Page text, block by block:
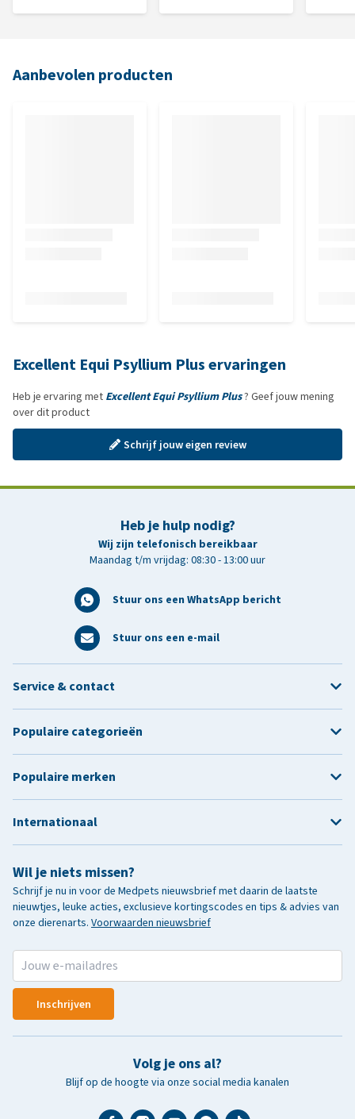
Aanbevolen producten
Excellent Equi Psyllium Plus ervaringen
Heb je ervaring met Excellent Equi Psyllium Plus? Geef jouw mening
over dit product
Schrijf jouw eigen review
Heb je hulp nodig?
Wij zijn telefonisch bereikbaar
Maandag t/m vrijdag: 08:30 - 13:00 uur
Stuur ons een WhatsApp bericht
Stuur ons een e-mail
Wil je niets missen?
Schrijf je nu in voor de Medpets nieuwsbrief met daarin de laatste
nieuwtjes, leuke acties, exclusieve kortingscodes en tips & advies van
onze dierenarts. Voorwaarden nieuwsbrief
Inschrijven
Volg je ons al?
Blijf op de hoogte via onze social media kanalen
Service & contact
Populaire categorieën
Populaire merken
Internationaal